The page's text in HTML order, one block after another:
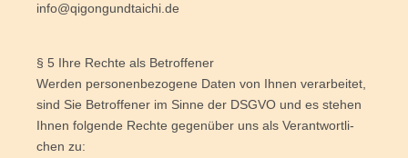
info@qigongundtaichi.de
§ 5 Ihre Rech­te als Betroffener
Wer­den per­so­nen­be­zo­ge­ne Daten von Ihnen ver­ar­bei­tet,
sind Sie Betrof­fe­ner im Sin­ne der DSGVO und es ste­hen
Ihnen fol­gen­de Rech­te gegen­über uns als Ver­ant­wort­li­
chen zu: